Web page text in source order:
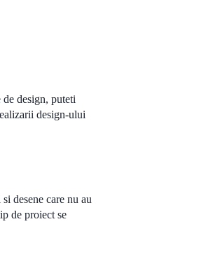
design, puteti
design-ului
desene care nu au
de proiect se